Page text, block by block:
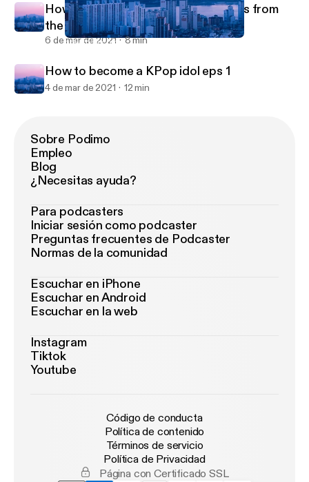
how to become a backup dancer for kpop
How to choreograph a dance: 10 tips from
the pros
6 de mar de 2021 8 min
How to become a KPop idol eps 1
4 de mar de 2021 12 min
Sobre Podimo
Empleo
Blog
¿Necesitas ayuda?
Para podcasters
Iniciar sesión como podcaster
Preguntas frecuentes de Podcaster
Normas de la comunidad
Escuchar en iPhone
Escuchar en Android
Escuchar en la web
Instagram
Tiktok
Youtube
Código de conducta
Política de contenido
Términos de servicio
Política de Privacidad
Página con Certificado SSL